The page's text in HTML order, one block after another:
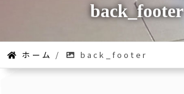
back_footer
ホーム / back_footer